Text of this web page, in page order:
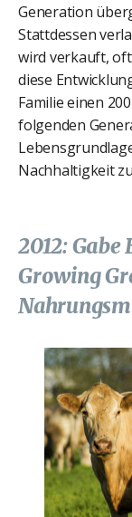
Generation
Stattdessen
wird verkauft,
diese
Familie einen
folgenden
Nachhaltigkeit
2012:
Growing